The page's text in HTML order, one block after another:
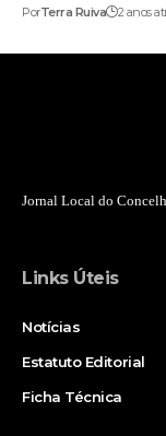
PorTerra Ruiva 2 anos
Jornal Local do
Links Úteis
Notícias
Estatuto Editorial
Ficha Técnica